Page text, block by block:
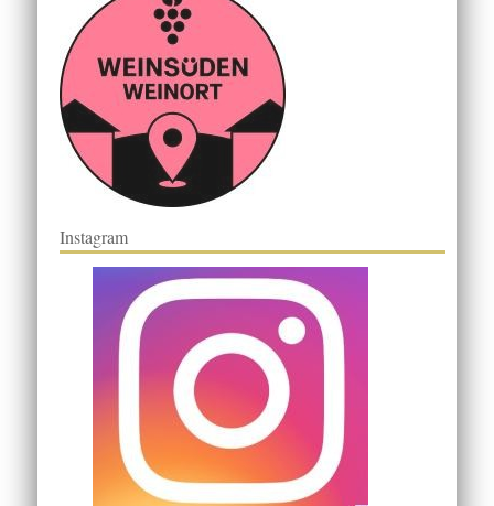
Instagram